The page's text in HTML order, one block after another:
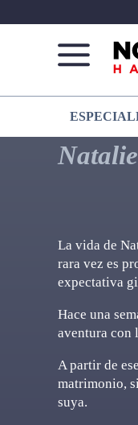
De
Más
que
La vida de
rara vez es
expectativa
Hace una
aventura con
A partir de
matrimonio,
suya.